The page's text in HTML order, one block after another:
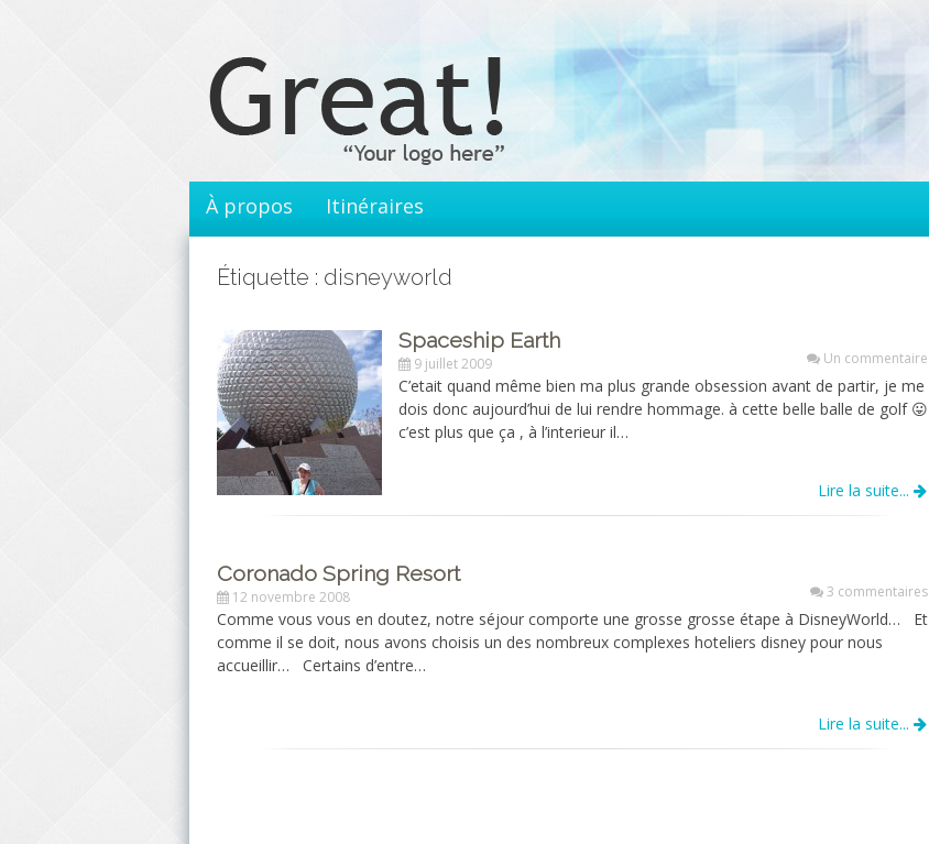
contenu
principal
À propos Itinéraires
Étiquette : disneyworld
Spaceship Earth
9 juillet 2009 Un commentaire
C’etait quand même bien ma plus grande obsession avant de partir, je me
dois donc aujourd’hui de lui rendre hommage. à cette belle balle de golf 😛
c’est plus que ça , à l’interieur il…
Lire la suite...
Coronado Spring Resort
12 novembre 2008 3 commentaires
Comme vous vous en doutez, notre séjour comporte une grosse grosse étape à DisneyWorld… Et
comme il se doit, nous avons choisis un des nombreux complexes hoteliers disney pour nous
accueillir… Certains d’entre…
Lire la suite...